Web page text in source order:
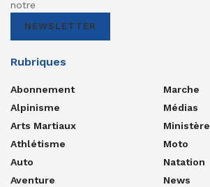
notre
NEWSLETTER
Rubriques
Abonnement
Alpinisme
Arts Martiaux
Athlétisme
Auto
Aventure
Marche
Médias
Ministère
Moto
Natation
News